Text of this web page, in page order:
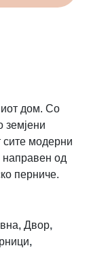
дом. Со
земјени
сите модерни
направен од
перниче.
, Двор,
,